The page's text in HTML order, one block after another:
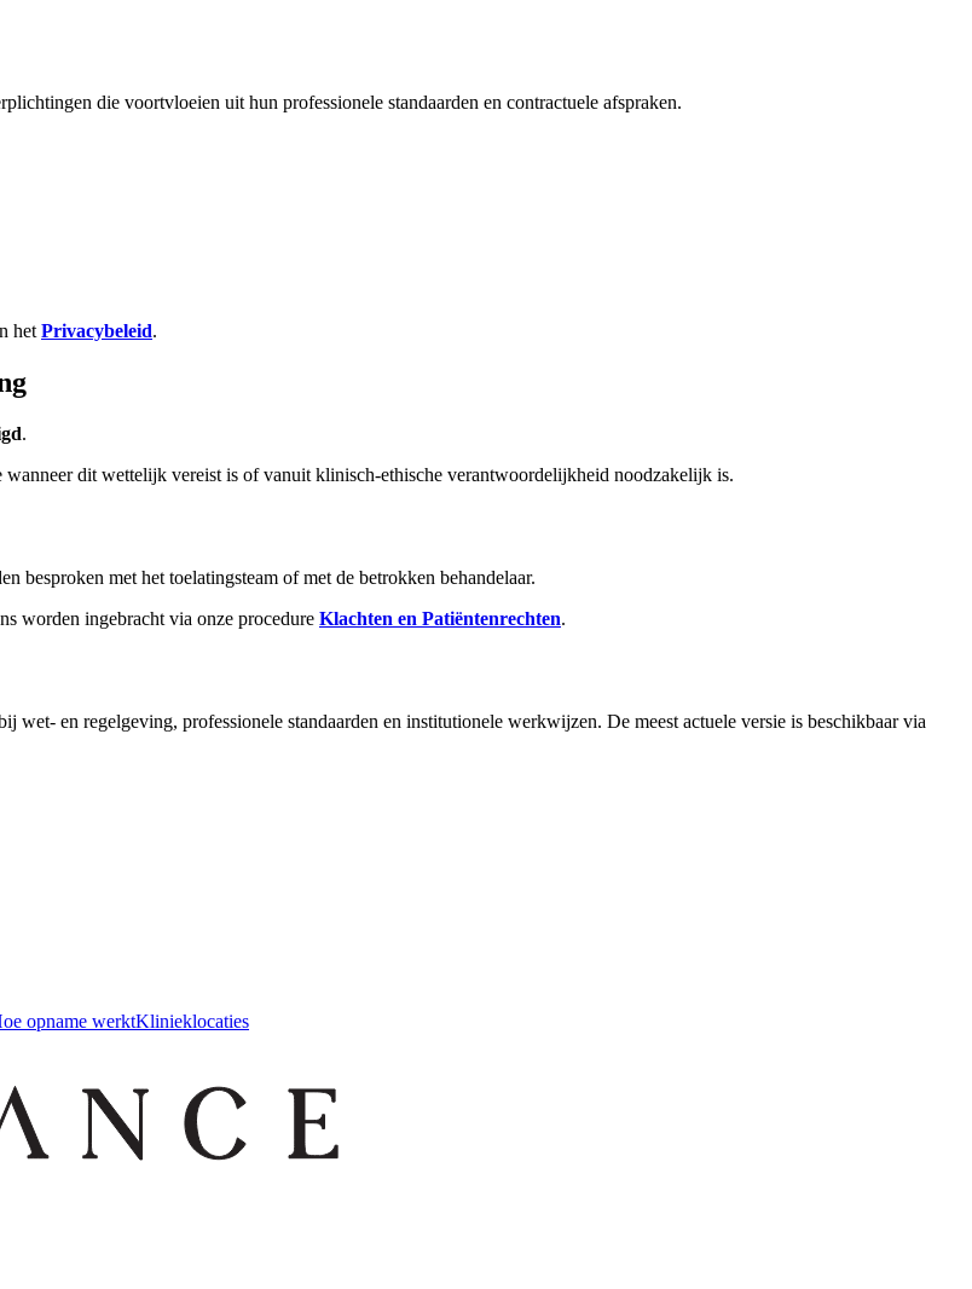
die voortvloeien uit hun professionele standaarden en contractuele afspraken.
het Privacybeleid.
.
dit wettelijk vereist is of vanuit klinisch-ethische verantwoordelijkheid noodzakelijk is.
met het toelatingsteam of met de betrokken behandelaar.
worden ingebracht via onze procedure Klachten en Patiëntenrechten.
en regelgeving, professionele standaarden en institutionele werkwijzen. De meest actuele versie is beschikbaar via
opname werktKlinieklocaties